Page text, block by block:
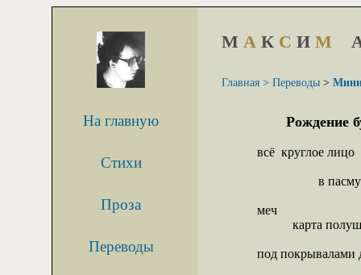
На главную
Стихи
Проза
Переводы
М А К С И М
Главная > Переводы >
Рождение
всё  круглое лицо
в
меч
карта
под покрывалами